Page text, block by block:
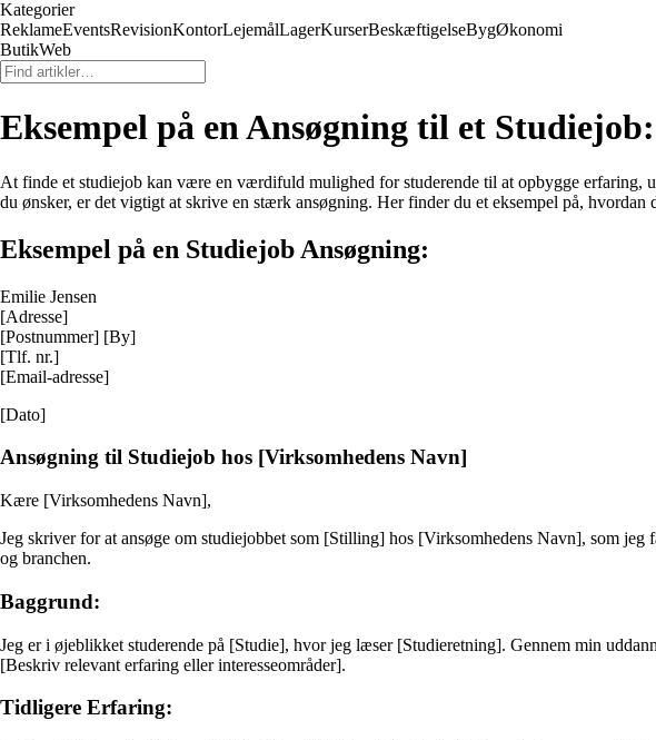
Kategorier
ReklameEventsRevisionKontorLejemålLagerKurserBeskæftigelseBygØkonomi
ButikWeb
Eksempel på en Ansøgning til et
At finde et studiejob kan være en værdifuld mulighed for studerende til at opbygge erfaring,
du ønsker, er det vigtigt at skrive en stærk ansøgning. Her finder du et eksempel på,
Eksempel på en Studiejob Ansøgning:
Emilie Jensen
[Adresse]
[Postnummer] [By]
[Tlf. nr.]
[Email-adresse]
[Dato]
Ansøgning til Studiejob hos [Virksomhedens Navn]
Kære [Virksomhedens Navn],
Jeg skriver for at ansøge om studiejobbet som [Stilling] hos [Virksomhedens Navn], som jeg
og branchen.
Baggrund:
Jeg er i øjeblikket studerende på [Studie], hvor jeg læser [Studieretning]. Gennem min
[Beskriv relevant erfaring eller interesseområder].
Tidligere Erfaring: